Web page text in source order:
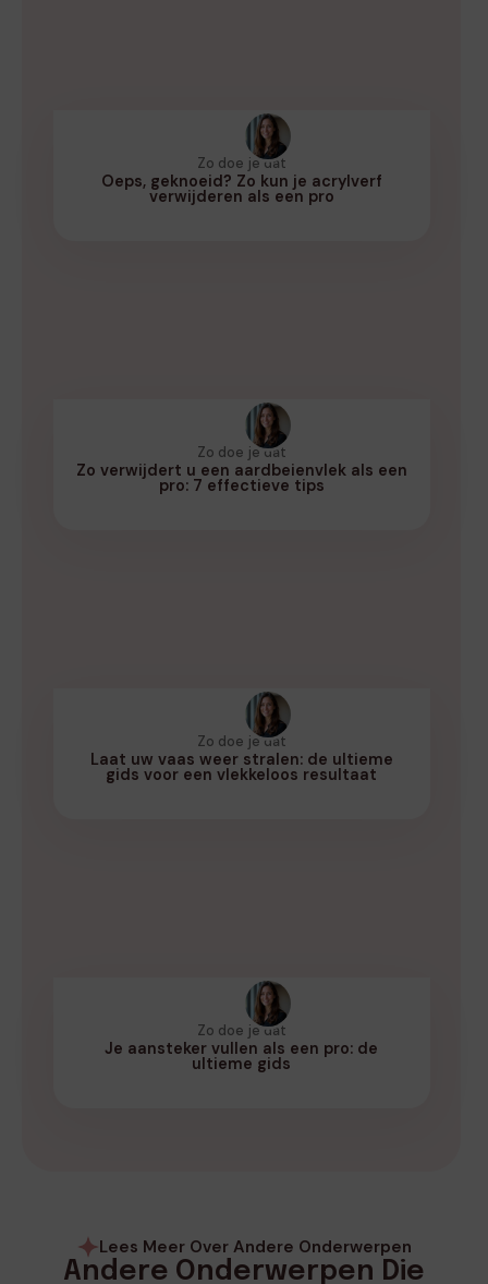
Zo doe je dat
Oeps, geknoeid? Zo kun je acrylverf
verwijderen als een pro
Zo doe je dat
Zo verwijdert u een aardbeienvlek als een
pro: 7 effectieve tips
Zo doe je dat
Laat uw vaas weer stralen: de ultieme
gids voor een vlekkeloos resultaat
Zo doe je dat
Je aansteker vullen als een pro: de
ultieme gids
Lees Meer Over Andere Onderwerpen
Andere Onderwerpen Die